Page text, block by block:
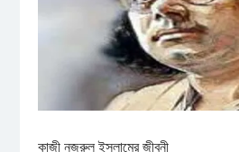
কাজী নজরুল ইসলামের জীবনী